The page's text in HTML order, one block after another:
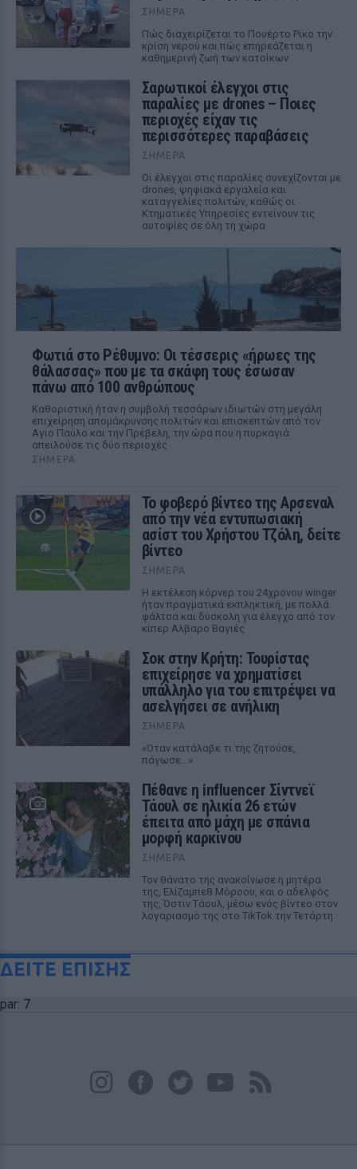
ΣΉΜΕΡΑ
Πώς διαχειρίζεται το Πουέρτο Ρίκο την
κρίση νερού και πώς επηρεάζεται η
καθημερινή ζωή των κατοίκων
Σαρωτικοί έλεγχοι στις
παραλίες με drones – Ποιες
περιοχές είχαν τις
περισσότερες παραβάσεις
ΣΉΜΕΡΑ
Οι έλεγχοι στις παραλίες συνεχίζονται με
drones, ψηφιακά εργαλεία και
καταγγελίες πολιτών, καθώς οι
Κτηματικές Υπηρεσίες εντείνουν τις
αυτοψίες σε όλη τη χώρα
Φωτιά στο Ρέθυμνο: Οι τέσσερις «ήρωες της
θάλασσας» που με τα σκάφη τους έσωσαν
πάνω από 100 ανθρώπους
Καθοριστική ήταν η συμβολή τεσσάρων ιδιωτών στη μεγάλη
επιχείρηση απομάκρυνσης πολιτών και επισκεπτών από τον
Αγιο Παύλο και την Πρέβελη, την ώρα που η πυρκαγιά
απειλούσε τις δύο περιοχές
ΣΉΜΕΡΑ
Το φοβερό βίντεο της Αρσεναλ
από την νέα εντυπωσιακή
ασίστ του Χρήστου Τζόλη, δείτε
βίντεο
ΣΉΜΕΡΑ
Η εκτέλεση κόρνερ του 24χρονου winger
ήταν πραγματικά εκπληκτική, με πολλά
φάλτσα και δύσκολη για έλεγχο από τον
κίπερ Αλβαρο Βαγιές
Σοκ στην Κρήτη: Τουρίστας
επιχείρησε να χρηματίσει
υπάλληλο για του επιτρέψει να
ασελγήσει σε ανήλικη
ΣΉΜΕΡΑ
«Όταν κατάλαβε τι της ζητούσε,
πάγωσε...»
Πέθανε η influencer Σίντνεϊ
Τάουλ σε ηλικία 26 ετών
έπειτα από μάχη με σπάνια
μορφή καρκίνου
ΣΉΜΕΡΑ
Τον θάνατο της ανακοίνωσε η μητέρα
της, Ελίζαμπεθ Μόροου, και ο αδελφός
της, Όστιν Τάουλ, μέσω ενός βίντεο στον
λογαριασμό της στο TikTok την Τετάρτη
ΔΕΙΤΕ ΕΠΙΣΗΣ
par: 7